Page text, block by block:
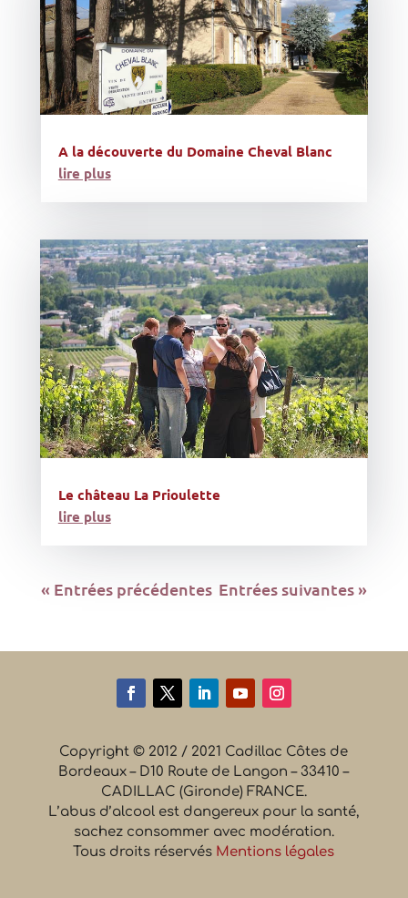
A la découverte du Domaine Cheval Blanc
lire plus
Le château La Prioulette
lire plus
« Entrées précédentes Entrées suivantes »
Copyright © 2012 / 2021 Cadillac Côtes de
Bordeaux – D10 Route de Langon – 33410 –
CADILLAC (Gironde) FRANCE.
L’abus d’alcool est dangereux pour la santé,
sachez consommer avec modération.
Tous droits réservés Mentions légales